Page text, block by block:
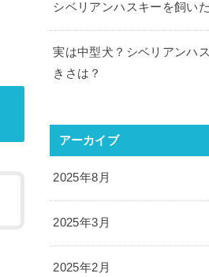
シベリアンハスキーを飼い
実は中型犬？シベリアンハ
きさは？
アーカイブ
2025年8月
2025年3月
2025年2月